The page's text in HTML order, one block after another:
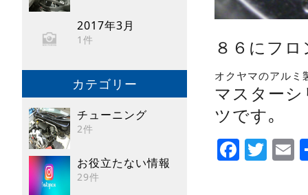
2017年3月
1件
カテゴリー
チューニング
2件
お役立たない情報
29件
８６にフ
オクヤマのアルミ
マスター
ツです｡